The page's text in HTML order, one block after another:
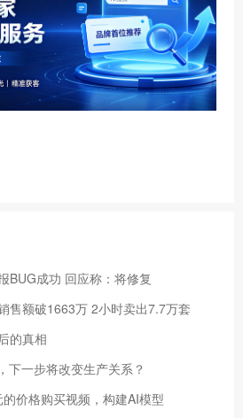
BUG成功 回应称：将修复
售额破1663万 2小时卖出7.7万套
的真相
下一步将改变生产关系？
价格购买视频，构建AI模型